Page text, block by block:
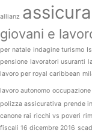
allianz
giovani e
per natale indagine turismo
pensione lavoratori usuranti
lavoro per royal caribbean
lavoro autonomo
polizza assicurativa prende
canone rai ricchi vs poveri
fiscali 16 dicembre 2016